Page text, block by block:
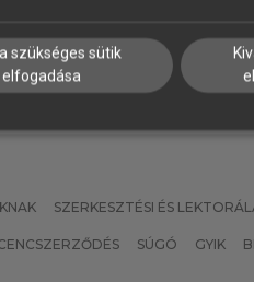
SZERKESZTÉSI ÉS
SÚGÓ GYIK
szükséges sütik
elfogadása